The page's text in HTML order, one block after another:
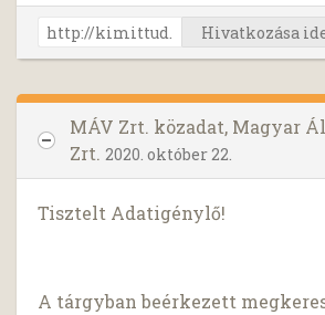
Hivatkozása
MÁV Zrt. közadat, Magyar
Zrt. 2020. október 22.
Tisztelt Adatigénylő!
A tárgyban beérkezett